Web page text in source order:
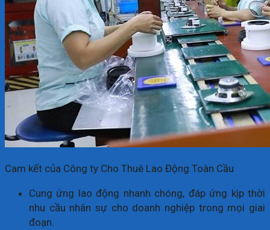
Cam kết của Công ty Cho Thuê Lao Động Toàn Cầu
Cung ứng lao động nhanh chóng, đáp ứng kịp thời
nhu cầu nhân sự cho doanh nghiệp trong mọi giai
đoạn.